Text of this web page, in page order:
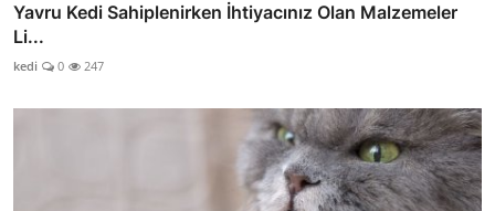
Yavru Kedi Sahiplenirken İhtiyacınız Olan Malzemeler
Li...
kedi 0 247